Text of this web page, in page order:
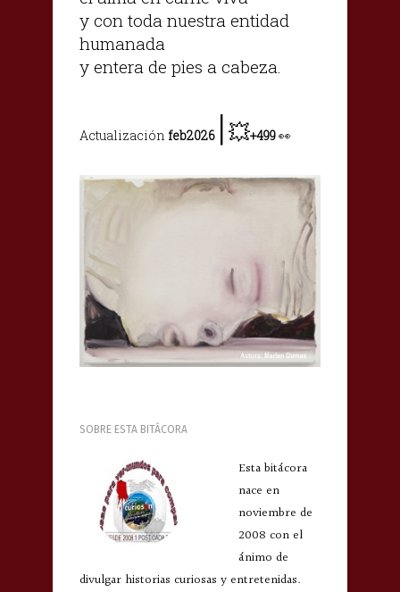
y con toda nuestra entidad
humanada
y entera de pies a cabeza.
Actualización feb2026 |💥+499👀
SOBRE ESTA BITÁCORA
Esta bitácora
nace en
noviembre de
2008 con el
ánimo de
divulgar historias curiosas y entretenidas.